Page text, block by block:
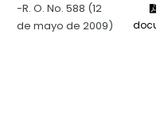
-R. O. No. 588 (12
de mayo de 2009)